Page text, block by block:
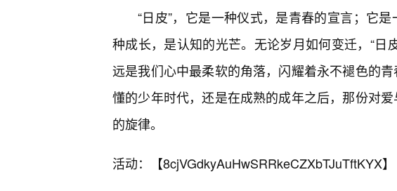
“日皮”，它是一种仪式，是青春的宣言；它
种成长，是认知的光芒。无论岁月如何变迁，“日
远是我们心中最柔软的角落，闪耀着永不褪色的
懂的少年时代，还是在成熟的成年之后，那份对
的旋律。
活动：【8cjVGdkyAuHwSRRkeCZXbTJuTftKYX】